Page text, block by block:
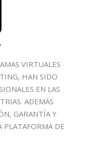
VIRTUALES
HAN SIDO
EN LAS
ADEMÁS
GARANTÍA Y
PLATAFORMA DE